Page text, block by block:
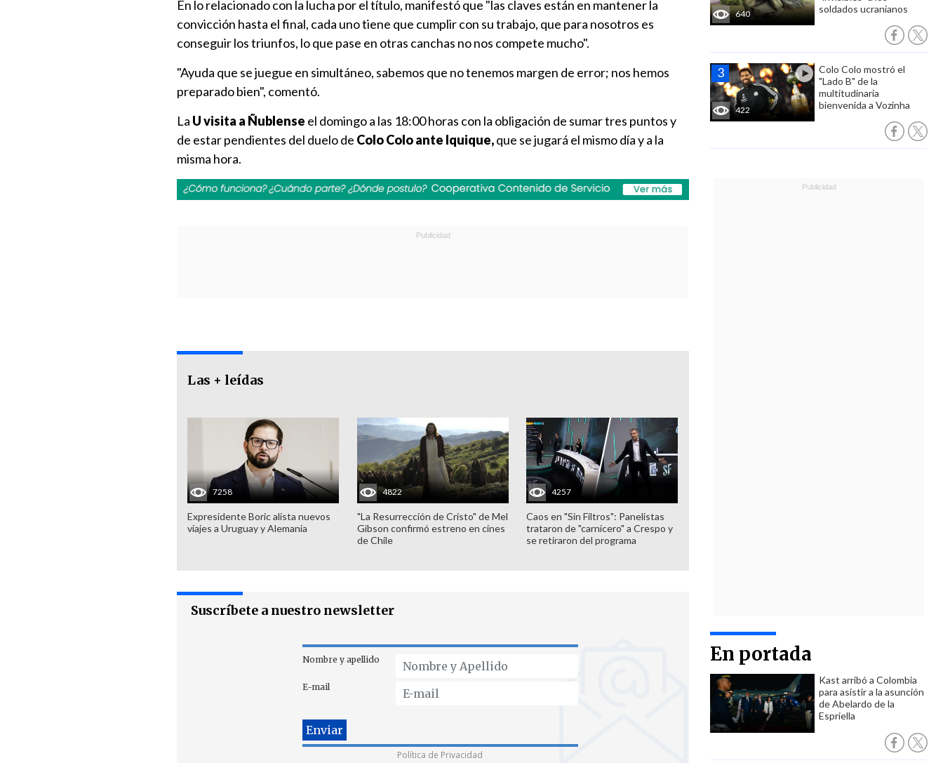
640
soldados ucranianos
422
Colo Colo mostró el
"Lado B" de la
multitudinaria
bienvenida a Vozinha
En portada
Kast arribó a Colombia
para asistir a la asunción
de Abelardo de la
Espriella
En lo relacionado con la lucha por el título, manifestó que "las claves están en mantener la
convicción hasta el final, cada uno tiene que cumplir con su trabajo, que para nosotros es
conseguir los triunfos, lo que pase en otras canchas no nos compete mucho".
"Ayuda que se juegue en simultáneo, sabemos que no tenemos margen de error; nos hemos
preparado bien", comentó.
La U visita a Ñublense el domingo a las 18:00 horas con la obligación de sumar tres puntos y
de estar pendientes del duelo de Colo Colo ante Iquique,que se jugará el mismo día y a la
misma hora.
Las + leídas
7258
Expresidente Boric alista nuevos
viajes a Uruguay y Alemania
4822
"La Resurrección de Cristo" de Mel
Gibson confirmó estreno en cines
de Chile
4257
Caos en "Sin Filtros": Panelistas
trataron de "carnicero" a Crespo y
se retiraron del programa
Suscríbete a nuestro newsletter
Nombre y apellido
E-mail
Política de Privacidad